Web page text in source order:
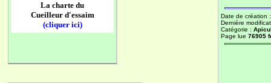
La charte du
Cueilleur d'essaim
(cliquer ici)
Date de création
Dernière
Catégorie :
Page lue 76905